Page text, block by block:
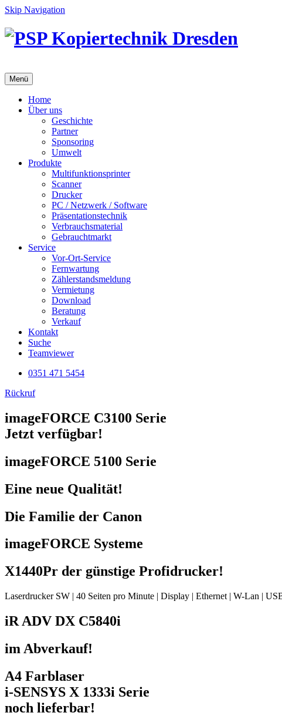
Skip Navigation
Menü
Home
Über uns
Geschichte
Partner
Sponsoring
Umwelt
Produkte
Multifunktionsprinter
Scanner
Drucker
PC / Netzwerk / Software
Präsentationstechnik
Verbrauchsmaterial
Gebrauchtmarkt
Service
Vor-Ort-Service
Fernwartung
Zählerstandsmeldung
Vermietung
Download
Beratung
Verkauf
Kontakt
Suche
Teamviewer
0351 471 5454
Rückruf
imageFORCE C3100 Serie
Jetzt verfügbar!
imageFORCE 5100 Serie
Eine neue Qualität!
Die Familie der Canon
imageFORCE Systeme
X1440Pr der günstige Profidrucker!
Laserdrucker SW | 40 Seiten pro Minute | Display | Ethernet | W-Lan |
iR ADV DX C5840i
im Abverkauf!
A4 Farblaser
i-SENSYS X 1333i Serie
noch lieferbar!